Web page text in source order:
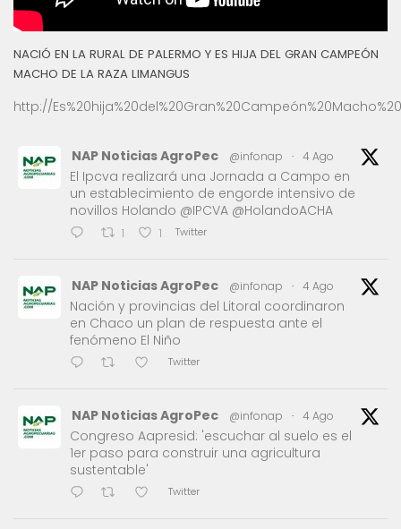
NACIÓ EN LA RURAL DE PALERMO Y ES HIJA DEL GRAN CAMPEÓN
MACHO DE LA RAZA LIMANGUS
http://
NAP Noticias AgroPec @infonap · 4 Ago
El Ipcva realizará una Jornada a Campo en
un establecimiento de engorde intensivo de
novillos Holando @IPCVA @HolandoACHA
1 1 Twitter
NAP Noticias AgroPec @infonap · 4 Ago
Nación y provincias del Litoral coordinaron
en Chaco un plan de respuesta ante el
fenómeno El Niño
Twitter
NAP Noticias AgroPec @infonap · 4 Ago
Congreso Aapresid: 'escuchar al suelo es el
1er paso para construir una agricultura
sustentable'
Twitter